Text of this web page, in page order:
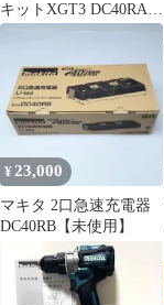
キットXGT3 DC40RA
BL4050F
¥23,000
マキタ 2口急速充電器
DC40RB【未使用】